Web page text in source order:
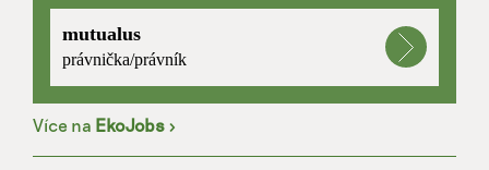
mutualus
právnička/právník
Více na EkoJobs >